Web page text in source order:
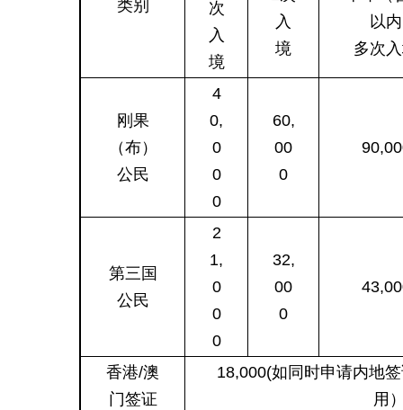
类别
次
入
境
入
境
以内
多次
刚果
（布）
公民
4
0,
0
0
0
60,
00
0
第三国
公民
2
1,
0
0
0
32,
00
0
香港/澳
门签证
18,000(如同时申请内地
用